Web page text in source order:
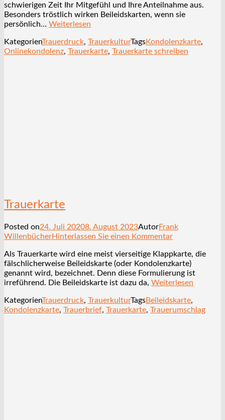
schwierigen Zeit Ihr Mitgefühl und Ihre Anteilnahme aus.
Besonders tröstlich wirken Beileidskarten, wenn sie
persönlich… Weiterlesen
KategorienTrauerdruck, TrauerkulturTagsKondolenzkarte,
Onlinekondolenz, Trauerkarte, Trauerkarte schreiben
Trauerkarte
Posted on24. Juli 20208. August 2023AutorFrank
WillenbücherHinterlassen Sie einen Kommentar
Als Trauerkarte wird eine meist vierseitige Klappkarte, die
fälschlicherweise Beileidskarte (oder Kondolenzkarte)
genannt wird, bezeichnet. Denn diese Formulierung ist
irreführend. Die Beileidskarte ist dazu da, Weiterlesen
KategorienTrauerdruck, TrauerkulturTagsBeileidskarte,
Kondolenzkarte, Trauerbrief, Trauerkarte, Trauerumschlag